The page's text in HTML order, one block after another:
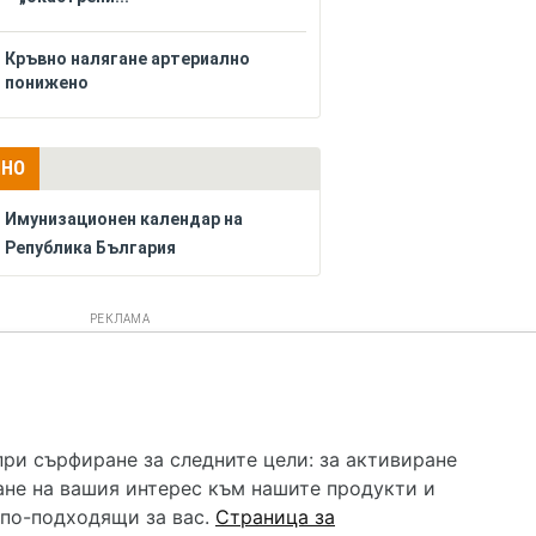
Кръвно налягане артериално
понижено
Имунизационен календар на
Република България
РЕКЛАМА
все че се полагат всички усилия за обновяване и
и самолечението могат да бъдат опасни за
помощ!
сърфиране за следните цели: за активиране
на вашия интерес към нашите продукти и
подходящи за вас. Страница за